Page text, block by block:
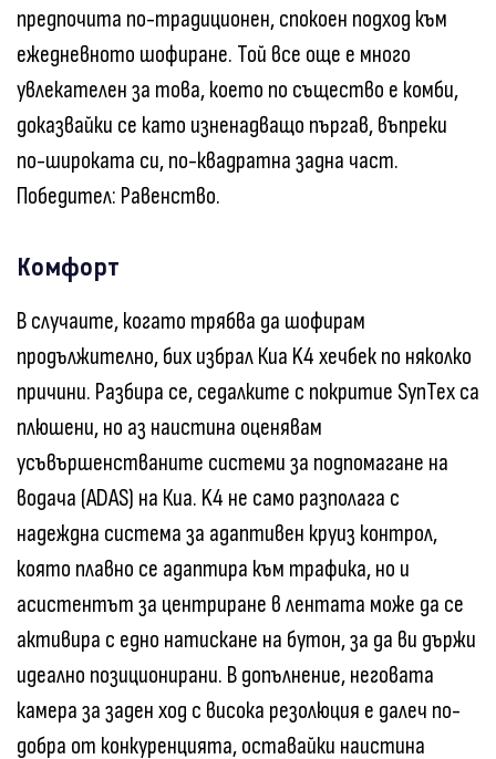
предпочита по-традиционен, спокоен подход към
ежедневното шофиране. Той все още е много
увлекателен за това, което по същество е комби,
доказвайки се като изненадващо пъргав, въпреки
по-широката си, по-квадратна задна част.
Победител: Равенство.
Комфорт
В случаите, когато трябва да шофирам
продължително, бих избрал Киа K4 хечбек по няколко
причини. Разбира се, седалките с покритие SynTex са
плюшени, но аз наистина оценявам
усъвършенстваните системи за подпомагане на
водача (ADAS) на Киа. K4 не само разполага с
надеждна система за адаптивен круиз контрол,
която плавно се адаптира към трафика, но и
асистентът за центриране в лентата може да се
активира с едно натискане на бутон, за да ви държи
идеално позиционирани. В допълнение, неговата
камера за заден ход с висока резолюция е далеч по-
добра от конкуренцията, оставайки наистина